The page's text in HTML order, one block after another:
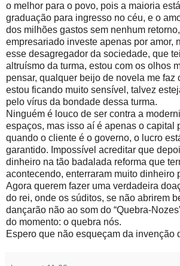
o melhor para o povo, pois a maioria
graduação para ingresso no céu, e o
dos milhões gastos sem nenhum
empresariado investe apenas por amor,
esse desagregador da sociedade, que
altruísmo da turma, estou com os olhos
pensar, qualquer beijo de novela me faz
estou ficando muito sensível, talvez
pelo vírus da bondade dessa turma.
Ninguém é louco de ser contra a
espaços, mas isso aí é apenas o capital
quando o cliente é o governo, o lucro
garantido. Impossível acreditar que
dinheiro na tão badalada reforma que
acontecendo, enterraram muito dinheiro
Agora querem fazer uma verdadeira
do rei, onde os súditos, se não abrirem
dançarão não ao som do “Quebra-
do momento: o quebra nós.
Espero que não esqueçam da invenção